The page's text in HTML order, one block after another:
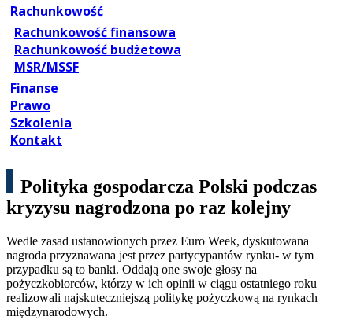
Rachunkowość
Rachunkowość finansowa
Rachunkowość budżetowa
MSR/MSSF
Finanse
Prawo
Szkolenia
Kontakt
Polityka gospodarcza Polski podczas
kryzysu nagrodzona po raz kolejny
Wedle zasad ustanowionych przez Euro Week, dyskutowana
nagroda przyznawana jest przez partycypantów rynku- w tym
przypadku są to banki. Oddają one swoje głosy na
pożyczkobiorców, którzy w ich opinii w ciągu ostatniego roku
realizowali najskuteczniejszą politykę pożyczkową na rynkach
międzynarodowych.